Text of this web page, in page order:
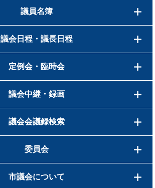
議員名簿
議会日程・議長日程
定例会・臨時会
議会中継・録画
議会会議録検索
委員会
市議会について